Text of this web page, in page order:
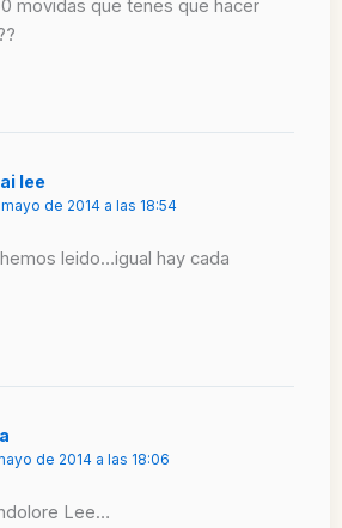
movidas que tenes que hacer
lee
mayo de 2014 a las 18:54
leido…igual hay cada
de 2014 a las 18:06
Lee…